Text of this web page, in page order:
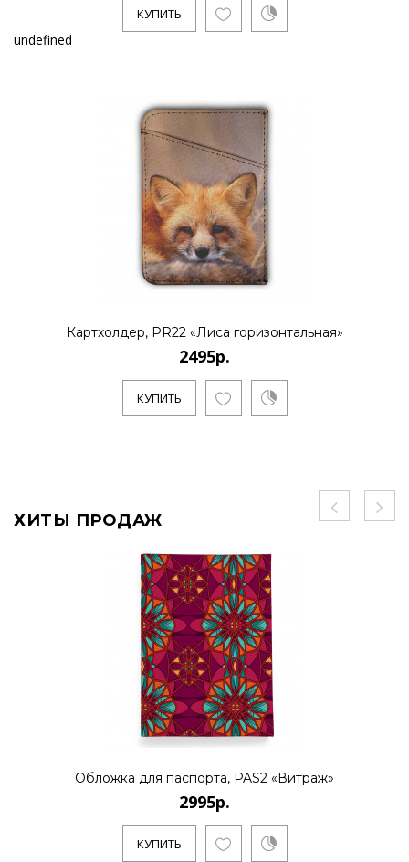
КУПИТЬ
undefined
Картхолдер, PR22 «Лиса горизонтальная»
2495р.
КУПИТЬ
ХИТЫ ПРОДАЖ
Обложка для паспорта, PAS2 «Витраж»
2995р.
КУПИТЬ